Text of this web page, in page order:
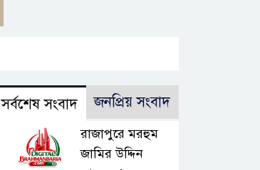
সর্বশেষ সংবাদ জনপ্রিয় সংবাদ
রাজাপুরে মরহুম
জামির উদ্দিন